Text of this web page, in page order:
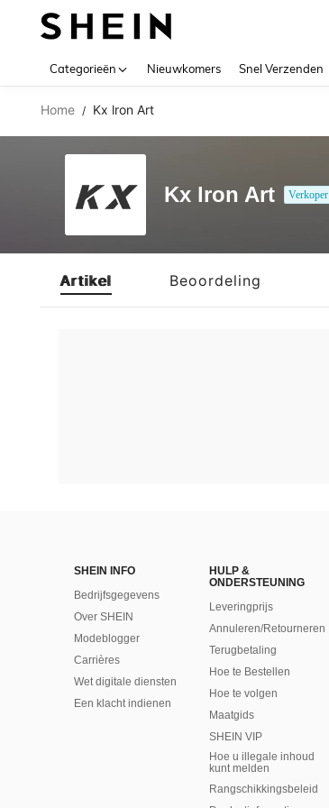
Categorieën Nieuwkomers Snel Verzenden
Home / Kx lron Art
Kx lron Art Verkoper
Artikel Beoordeling
SHEIN INFO
Bedrijfsgegevens
Over SHEIN
Modeblogger
Carrières
Wet digitale diensten
Een klacht indienen
HULP &
ONDERSTEUNING
Leveringprijs
Annuleren/Retourneren
Terugbetaling
Hoe te Bestellen
Hoe te volgen
Maatgids
SHEIN VIP
Hoe u illegale inhoud
kunt melden
Rangschikkingsbeleid